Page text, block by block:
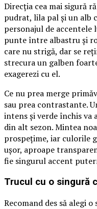
Direcția cea mai sigură
pudrat, lila pal și un alb
personajul de
punte între albastru și
care nu strigă, dar se
strecura un galben
exagerezi cu el.
Ce nu prea merge
sau prea contrastante.
intens și verde închis va
din alt sezon. Mintea
prospețime, iar culorile
ușor, aproape
fie singurul accent
Trucul cu o singură
Recomand des să alegi